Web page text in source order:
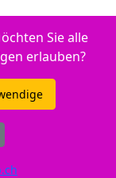
Sie alle
erlauben?